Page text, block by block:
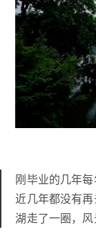
刚毕业的几年
近几年都没有
湖走了一圈，风